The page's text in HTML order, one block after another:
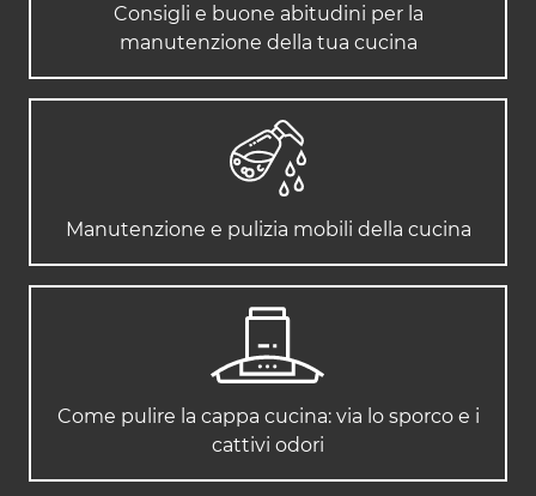
Consigli e buone abitudini per la
manutenzione della tua cucina
Manutenzione e pulizia mobili della cucina
Come pulire la cappa cucina: via lo sporco e i
cattivi odori